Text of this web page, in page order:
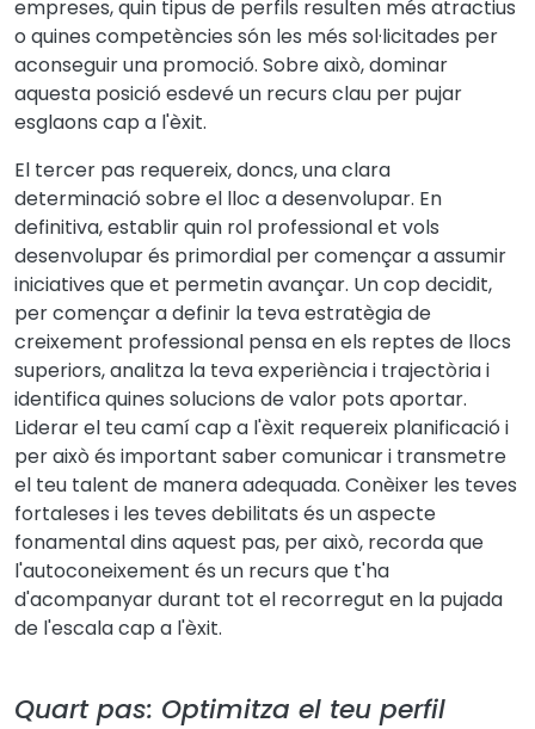
empreses, quin tipus de perfils resulten més atractius
o quines competències són les més sol·licitades per
aconseguir una promoció. Sobre això, dominar
aquesta posició esdevé un recurs clau per pujar
esglaons cap a l'èxit.
El tercer pas requereix, doncs, una clara
determinació sobre el lloc a desenvolupar. En
definitiva, establir quin rol professional et vols
desenvolupar és primordial per començar a assumir
iniciatives que et permetin avançar. Un cop decidit,
per començar a definir la teva estratègia de
creixement professional pensa en els reptes de llocs
superiors, analitza la teva experiència i trajectòria i
identifica quines solucions de valor pots aportar.
Liderar el teu camí cap a l'èxit requereix planificació i
per això és important saber comunicar i transmetre
el teu talent de manera adequada. Conèixer les teves
fortaleses i les teves debilitats és un aspecte
fonamental dins aquest pas, per això, recorda que
l'autoconeixement és un recurs que t'ha
d'acompanyar durant tot el recorregut en la pujada
de l'escala cap a l'èxit.
Quart pas: Optimitza el teu perfil